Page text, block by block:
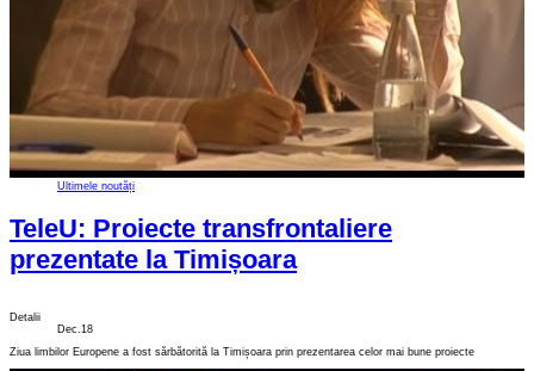
Ultimele noutăți
TeleU: Proiecte transfrontaliere
prezentate la Timișoara
Detalii
Dec.18
Ziua limbilor Europene a fost sărbătorită la Timișoara prin prezentarea celor mai bune proiecte